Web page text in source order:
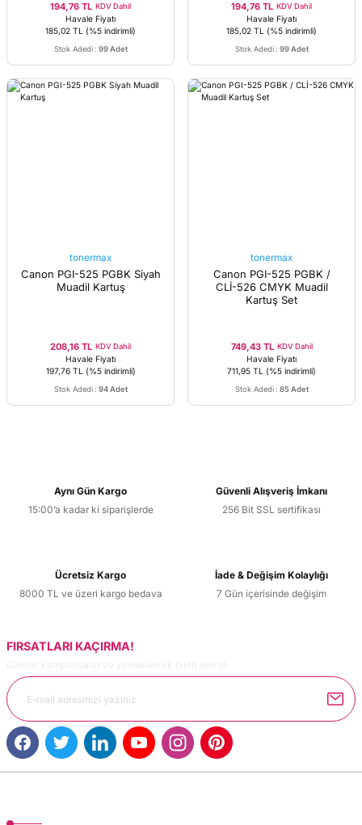
194,76 TL KDV Dahil
Havale Fiyatı
185,02 TL (%5 indirimli)
Stok Adedi : 99 Adet
194,76 TL KDV Dahil
Havale Fiyatı
185,02 TL (%5 indirimli)
Stok Adedi : 99 Adet
tonermax
Canon PGI-525 PGBK Siyah
Muadil Kartuş
208,16 TL KDV Dahil
Havale Fiyatı
197,76 TL
(%5 indirimli)
Stok Adedi : 94 Adet
tonermax
Canon PGI-525 PGBK /
CLİ-526 CMYK Muadil
Kartuş Set
749,43 TL KDV Dahil
Havale Fiyatı
711,95 TL (%5 indirimli)
Stok Adedi : 85 Adet
Aynı Gün Kargo
15:00’a kadar ki siparişlerde
Güvenli Alışveriş İmkanı
256 Bit SSL sertifikası
Ücretsiz Kargo
8000 TL ve üzeri kargo bedava
İade & Değişim Kolaylığı
7 Gün içerisinde değişim
FIRSATLARI KAÇIRMA!